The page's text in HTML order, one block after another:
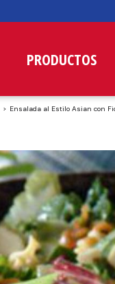
PRODUCTOS
Ensalada al Estilo Asian con